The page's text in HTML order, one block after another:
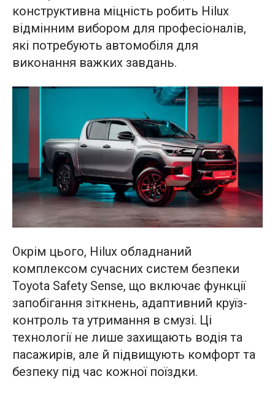
конструктивна міцність робить Hilux
відмінним вибором для професіоналів,
які потребують автомобіля для
виконання важких завдань.
Окрім цього, Hilux обладнаний
комплексом сучасних систем безпеки
Toyota Safety Sense, що включає функції
запобігання зіткнень, адаптивний круїз-
контроль та утримання в смузі. Ці
технології не лише захищають водія та
пасажирів, але й підвищують комфорт та
безпеку під час кожної поїздки.